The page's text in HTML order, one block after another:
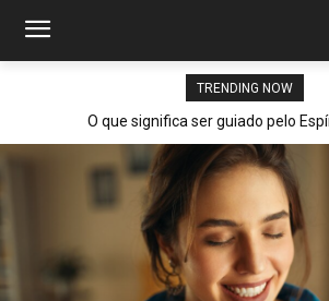
TRENDING NOW
O que significa ser guiado pelo